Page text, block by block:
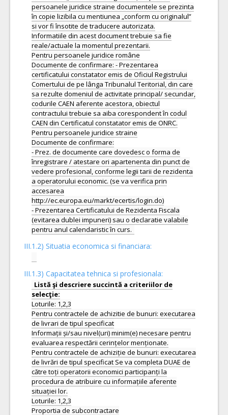
persoanele juridice straine documentele se prezinta
în copie lizibila cu mentiunea „conform cu originalul”
si vor fi însotite de traducere autorizata.
Informatiile din acest document trebuie sa fie
reale/actuale la momentul prezentarii.
Pentru persoanele juridice române
Documente de confirmare: - Prezentarea
certificatului constatator emis de Oficiul Registrului
Comertului de pe lânga Tribunalul Teritorial, din care
sa rezulte domeniul de activitate principal/ secundar,
codurile CAEN aferente acestora, obiectul
contractului trebuie sa aiba corespondent în codul
CAEN din Certificatul constatator emis de ONRC.
Pentru persoanele juridice straine
Documente de confirmare:
- Prez. de documente care dovedesc o forma de
înregistrare / atestare ori apartenenta din punct de
vedere profesional, conforme legii tarii de rezidenta
a operatorului economic. (se va verifica prin
accesarea
http://ec.europa.eu/markt/ecertis/login.do)
- Prezentarea Certificatului de Rezidenta Fiscala
(evitarea dublei impuneri) sau o declaratie valabile
III.1.2) Situatia economica si financiara:
III.1.3) Capacitatea tehnica si profesionala:
Listă şi descriere succintă a criteriilor de
Loturile: 1,2,3
Pentru contractele de achizitie de bunuri: executarea
de livrari de tipul specificat
Informații și/sau nivel(uri) minim(e) necesare pentru
evaluarea respectării cerințelor menționate.
Pentru contractele de achiziție de bunuri: executarea
de livrări de tipul specificat Se va completa DUAE de
către toți operatorii economici participanți la
procedura de atribuire cu informațiile aferente
situației lor.
Loturile: 1,2,3
Proportia de subcontractare